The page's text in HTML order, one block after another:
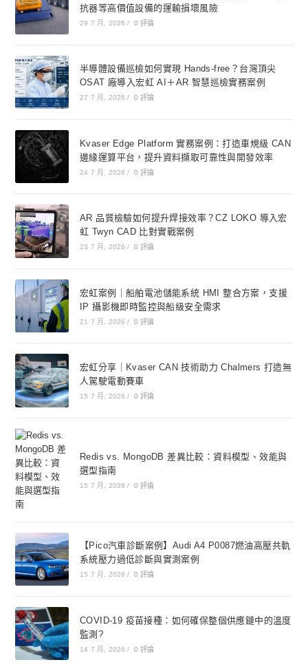
抗器等高價值設備的運輸損壞風險
29 7 月, 2026 / 0 評論
半導體設備巡檢如何實現 Hands-free？台灣頂尖
OSAT 廠導入宏虹 AI＋AR 智慧巡檢實務案例
27 7 月, 2026 / 0 評論
Kvaser Edge Platform 實務案例：打造車規級 CAN
邊緣運算平台，提升資料擷取可靠性與開發效率
24 7 月, 2026 / 0 評論
AR 品質檢驗如何提升焊接效率？CZ LOKO 導入宏
虹 Twyn CAD 比對實戰案例
23 7 月, 2026 / 0 評論
宏虹案例｜船舶電池儲能系統 HMI 整合方案，支援
IP 攝影機即時監控與船級安全需求
21 7 月, 2026 / 0 評論
宏虹分享｜Kvaser CAN 技術助力 Chalmers 打造無
人駕駛電動賽車
15 7 月, 2026 / 0 評論
Redis vs. MongoDB 差異比較：資料模型、效能與
選型指南
15 7 月, 2026 / 0 評論
【Pico汽車診斷案例】Audi A4 P0087燃油高壓共軌
系統壓力過低診斷與實測案例
15 7 月, 2026 / 0 評論
COVID-19 疫苗接種：如何確保整個供應鏈中的溫度
監測?
14 7 月, 2026 / 0 評論